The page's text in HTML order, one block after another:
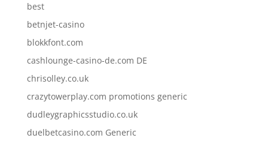
best
betnjet-casino
blokkfont.com
cashlounge-casino-de.com DE
chrisolley.co.uk
crazytowerplay.com promotions generic
dudleygraphicsstudio.co.uk
duelbetcasino.com Generic